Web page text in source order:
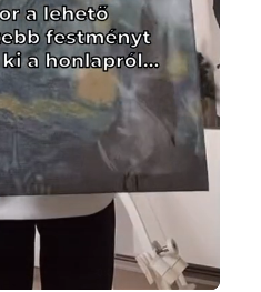
Loaded
100.00%